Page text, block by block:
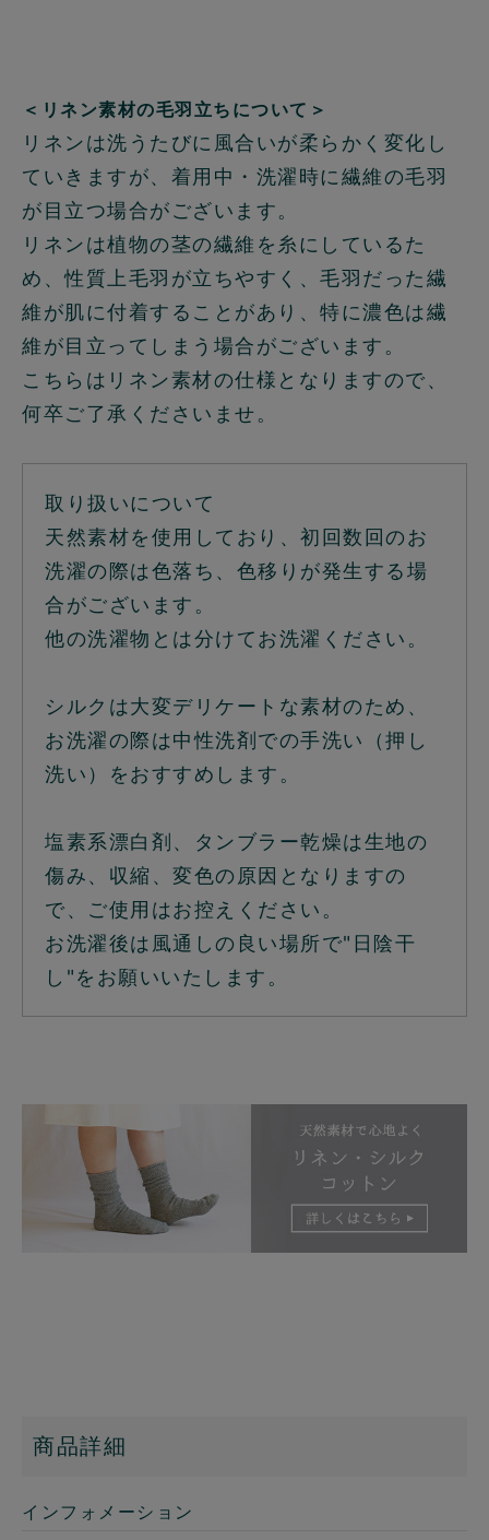
＜リネン素材の毛羽立ちについて＞
リネンは洗うたびに風合いが柔らかく変化し
ていきますが、着用中・洗濯時に繊維の毛羽
が目立つ場合がございます。
リネンは植物の茎の繊維を糸にしているた
め、性質上毛羽が立ちやすく、毛羽だった繊
維が肌に付着することがあり、特に濃色は繊
維が目立ってしまう場合がございます。
こちらはリネン素材の仕様となりますので、
何卒ご了承くださいませ。
取り扱いについて
天然素材を使用しており、初回数回のお
洗濯の際は色落ち、色移りが発生する場
合がございます。
他の洗濯物とは分けてお洗濯ください。
シルクは大変デリケートな素材のため、
お洗濯の際は中性洗剤での手洗い（押し
洗い）をおすすめします。
塩素系漂白剤、タンブラー乾燥は生地の
傷み、収縮、変色の原因となりますの
で、ご使用はお控えください。
お洗濯後は風通しの良い場所で"日陰干
し"をお願いいたします。
商品詳細
インフォメーション